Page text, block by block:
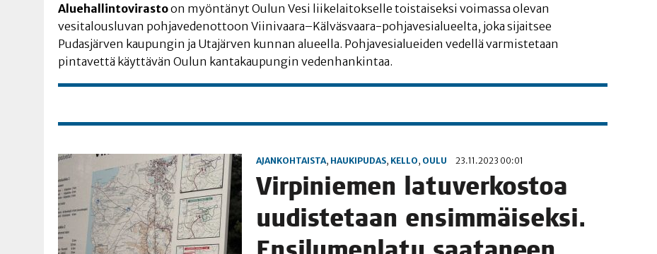
Alue­hal­lin­to­vi­ras­toon myön­tä­nyt Oulun Vesi lii­ke­lai­tok­sel­le tois­tai­sek­si voi­mas­sa ole­van
vesi­ta­lous­lu­van poh­ja­ve­den­ot­toon Viinivaara–Kälväsvaara-pohjavesialueelta, joka sijait­see
Pudas­jär­ven kau­pun­gin ja Uta­jär­ven kun­nan alu­eel­la. Poh­ja­ve­sia­luei­den vedel­lä var­mis­te­taan
pin­ta­vet­tä käyt­tä­vän Oulun kan­ta­kau­pun­gin vedenhankintaa.
AJANKOHTAISTA, HAUKIPUDAS, KELLO, OULU 23.11.2023 00:01
Vir­pi­nie­men latu­ver­kos­toa
uudis­te­taan ensim­mäi­sek­si.